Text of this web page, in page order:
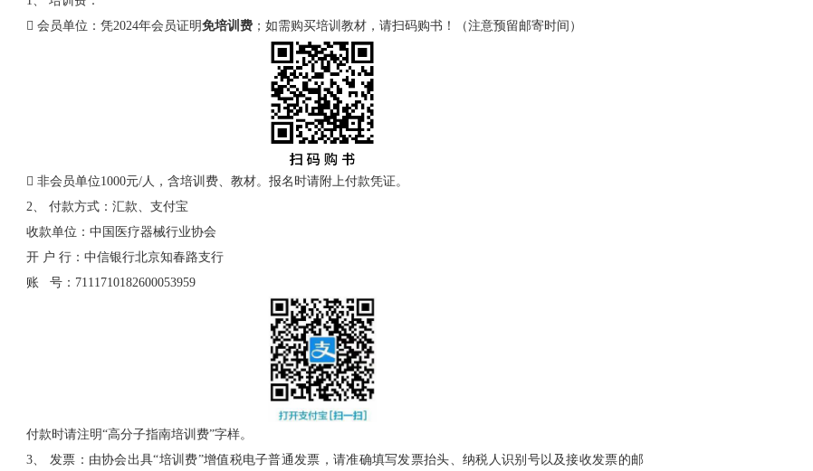
 会员单位：凭2024年会员证明免培训费 ；如需购买培训教材，请扫码购书！（注意预留邮寄时间）
 非会员单位1000元/人，含培训费、教材。报名时请附上付款凭证。
2、 付款方式：汇款、支付宝
收款单位：中国医疗器械行业协会
开 户 行：中信银行北京知春路支行
账 号：7111710182600053959
付款时请注明“高分子指南培训费”字样。
3、 发票：由协会出具“培训费”增值税电子普通发票，请准确填写发票抬头、纳税人识别号以及接收发票的邮